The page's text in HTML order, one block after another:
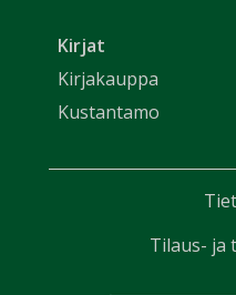
Kirjat
Kirjakauppa
Kustantamo
Tilaus- ja